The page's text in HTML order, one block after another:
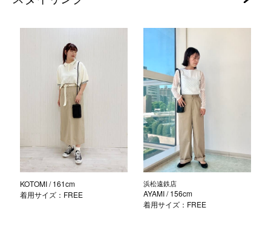
KOTOMI/ 161cm
着用サイズ：FREE
浜松遠鉄店
AYAMI/ 156cm
着用サイズ：FREE